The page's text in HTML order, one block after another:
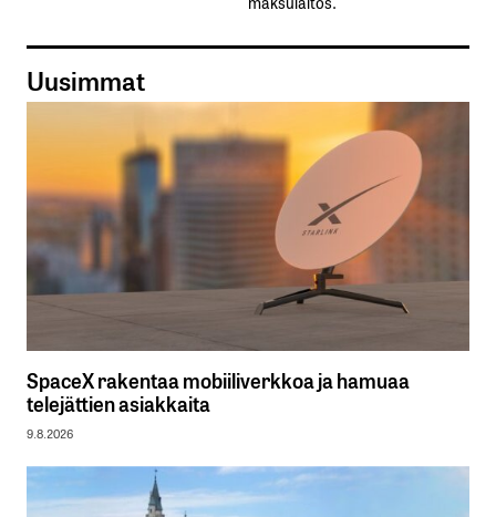
Uusimmat
SpaceX rakentaa mobiiliverkkoa ja hamuaa
telejättien asiakkaita
9.8.2026